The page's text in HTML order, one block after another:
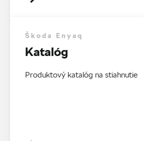
Škoda Enyaq
Katalóg
Produktový katalóg na stiahnutie